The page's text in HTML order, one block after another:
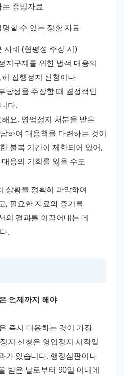
증빙자료
할 수 있는 정황 자료
사례 (형평성 주장 시)
지구제를 위한 법적 대응의
집행정지 신청이나
당성을 주장할 때 결정적인
다.
요. 영업정지 처분을 받은
하여 대응책을 마련하는 것이
불복 기간이 제한되어 있어,
응의 기회를 잃을 수도
상황을 정확히 파악하여
, 필요한 자료와 증거를
의 결과를 이끌어내는 데
.
언제까지 해야
즉시 대응하는 것이 가장
지 신청은 영업정지 시작일
가 있습니다. 행정심판이나
받은 날로부터 90일 이내에